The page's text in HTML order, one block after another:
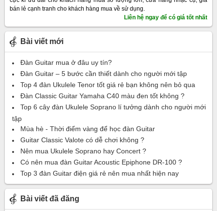
bán lẻ cạnh tranh cho khách hàng mua về sử dụng.
Liên hệ ngay để có giá tốt nhất
Bài viết mới
Đàn Guitar mua ở đâu uy tín?
Đàn Guitar – 5 bước cần thiết dành cho người mới tập
Top 4 đàn Ukulele Tenor tốt giá rẻ bạn không nên bỏ qua
Đàn Classic Guitar Yamaha C40 màu đen tốt không ?
Top 6 cây đàn Ukulele Soprano lí tưởng dành cho người mới
tập
Mùa hè - Thời điểm vàng để học đàn Guitar
Guitar Classic Valote có dễ chơi không ?
Nên mua Ukulele Soprano hay Concert ?
Có nên mua đàn Guitar Acoustic Epiphone DR-100 ?
Top 3 đàn Guitar điện giá rẻ nên mua nhất hiện nay
Bài viết đã đăng